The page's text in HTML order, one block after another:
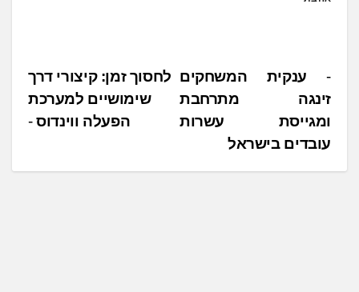
נ
י
ו
לחסוך זמן: קיצורי דרך
שימושיים למערכת
הפעלה ווינדוס
ענקית המשחקים
זינגה מתרחבת
ומגייסת עשרות
עובדים בישראל